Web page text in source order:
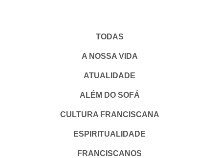
TODAS
A NOSSA VIDA
ATUALIDADE
ALÉM DO SOFÁ
CULTURA FRANCISCANA
ESPIRITUALIDADE
FRANCISCANOS